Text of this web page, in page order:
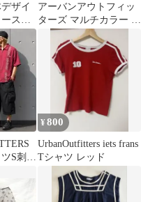
ザイ
スリ
アーバンアウトフィッ
ターズ マルチカラー ミ
ックスニット セーター
S刺繍
¥800
UrbanOutfitters iets frans
Tシャツ レッド